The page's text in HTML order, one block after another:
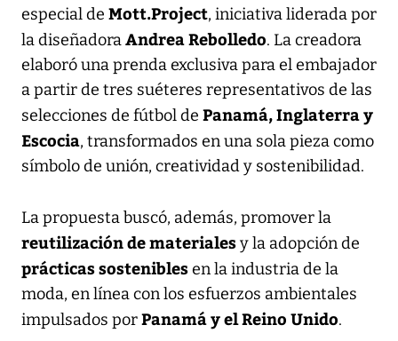
especial de Mott.Project, iniciativa liderada por
la diseñadoraAndrea Rebolledo. La creadora
elaboró una prenda exclusiva para el embajador
a partir de tres suéteres representativos de las
selecciones de fútbol de Panamá, Inglaterra y
Escocia, transformados en una sola pieza como
símbolo de unión, creatividad y sostenibilidad.
La propuesta buscó, además, promover la
reutilización de materialesy la adopción de
prácticas sosteniblesen la industria de la
moda, en línea con los esfuerzos ambientales
impulsados porPanamá y el Reino Unido.